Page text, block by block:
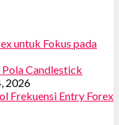
untuk Fokus pada
Candlestick
2026
Frekuensi Entry Forex